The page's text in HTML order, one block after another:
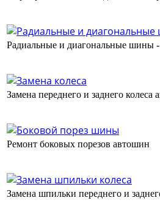
Радиальные и диагональные шины -
Замена переднего и заднего колеса
Ремонт боковых порезов автошин
Замена шпильки переднего и